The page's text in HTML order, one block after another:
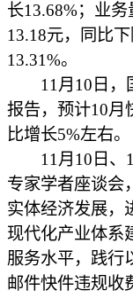
长13.68%；业
13.18元，同比
13.31%。
11月10日，国
报告，预计10月
比增长5%左右。
11月10日、
专家学者座谈会
实体经济发展，
现代化产业体系
服务水平，践行
邮件快件违规收